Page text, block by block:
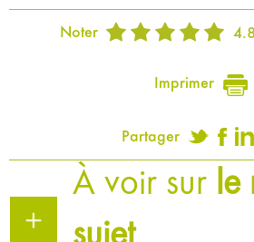
Noter 4.8
Imprimer
Partager
À voir sur le
sujet